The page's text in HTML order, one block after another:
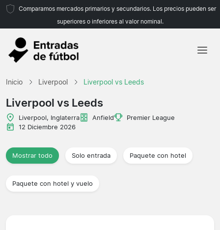
Comparamos mercados primarios y secundarios. Los precios pueden ser
superiores o inferiores al valor nominal.
Inicio Liverpool Liverpool vs Leeds
Liverpool vs Leeds
Liverpool, Inglaterra Anfield
Premier League
12 Diciembre 2026
Mostrar todo Solo entrada Paquete con hotel
Paquete con hotel y vuelo